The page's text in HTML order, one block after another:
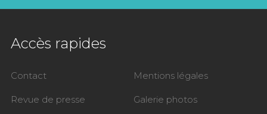
Accès rapides
Contact Mentions légales
Revue de presse Galerie photos